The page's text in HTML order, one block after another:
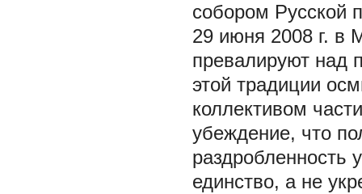
собором Русской
29 июня 2008 г. в
превалируют над
этой традиции
коллективом
убеждение, что
раздробленность
единство, а не